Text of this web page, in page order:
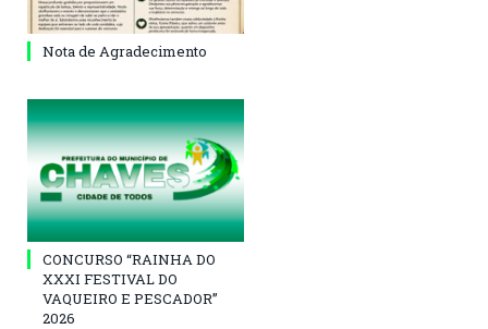
Nota de Agradecimento
CONCURSO “RAINHA DO
XXXI FESTIVAL DO
VAQUEIRO E PESCADOR”
2026